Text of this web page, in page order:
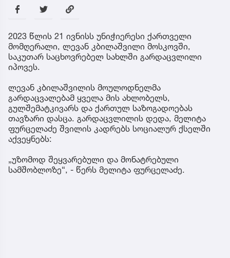
2023 წლის 21 ივნისს უნიჭიერესი ქართველი
მომღერალი, ლევან კბილაშვილი მოსკოვში,
საკუთარ საცხოვრებელ სახლში გარდაცვლილი
იპოვეს.
ლევან კბილაშვილის მოულოდნელმა
გარდაცვალებამ ყველა მის ახლობელს,
გულშემატკივარს და ქართულ საზოგადოებას
თავზარი დასცა. გარდაცვლილის დედა, მელიტა
ფურცელაძე შვილის კადრებს სოციალურ ქსელში
აქვეყნებს:
„უზომოდ შეყვარებული და მონატრებული
სამშობლოზე“, - წერს მელიტა ფურცელაძე.